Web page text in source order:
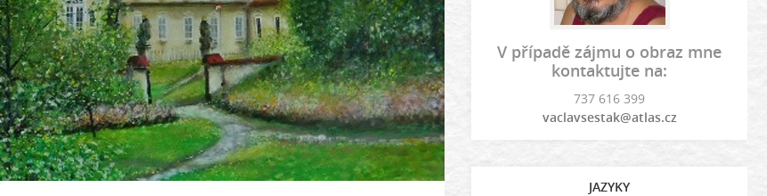
V případě zájmu o obraz mne
kontaktujte na:
737 616 399
vaclavsestak@atlas.cz
JAZYKY